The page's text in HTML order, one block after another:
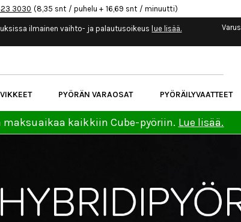
3030 (8,35 snt / puhelu + 16,69 snt / minuutti)
ilmainen vaihto- ja palautusoikeus lue lisää.
PYÖRÄN VARAOSAT PYÖRÄILYVAATTEET
kaikkiin Cube-pyöriin. Lue lisää.